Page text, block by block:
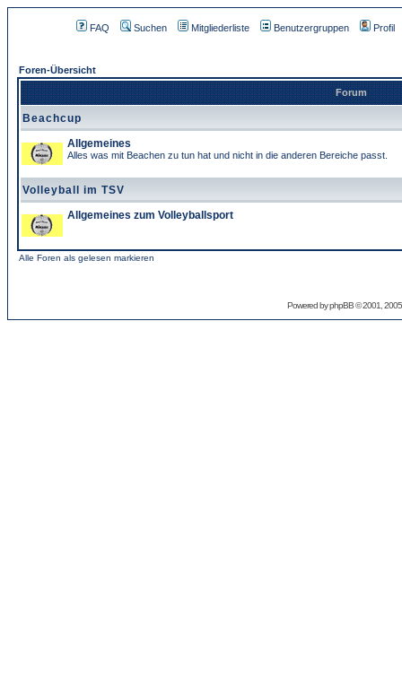
FAQ Suchen Mitgliederliste Benutzergruppen Profil
Foren-Übersicht
Forum
Beachcup
Allgemeines
Alles was mit Beachen zu tun hat und nicht in die anderen Bereiche passt.
Volleyball im TSV
Allgemeines zum Volleyballsport
Alle Foren als gelesen markieren
Powered byphpBB© 2001,